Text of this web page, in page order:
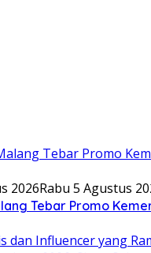
2026Rabu 5 Agustus
Tebar Promo